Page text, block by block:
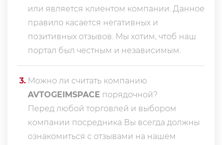
или является клиентом компании. Данное
правило касается негативных и
позитивных отзывов. Мы хотим, чтоб наш
портал был честным и независимым.
3. Можно ли считать компанию
AVTOGEIMSPACE порядочной?
Перед любой торговлей и выбором
компании посредника Вы всегда должны
ознакомиться с отзывами на нашем